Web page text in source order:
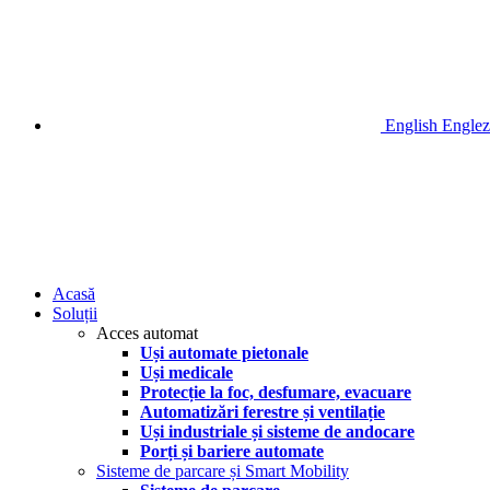
English
Acasă
Soluții
Acces automat
Uși automate pietonale
Uși medicale
Protecție la foc, desfumare, evacuare
Automatizări ferestre și ventilație
Uși industriale și sisteme de andocare
Porți și bariere automate
Sisteme de parcare și Smart Mobility